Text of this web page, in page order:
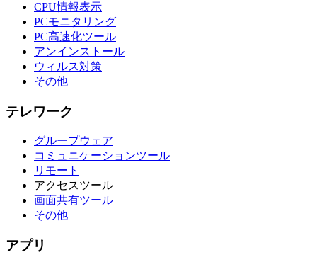
CPU情報表示
PCモニタリング
PC高速化ツール
アンインストール
ウィルス対策
その他
テレワーク
グループウェア
コミュニケーションツール
リモート
アクセスツール
画面共有ツール
その他
アプリ